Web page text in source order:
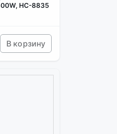
HC-8835
В корзину